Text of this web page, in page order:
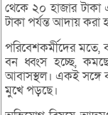
থেকে ২০ হাজার
টাকা পর্যন্ত আদায়
পরিবেশকর্মীদের মতে,
বন ধ্বংস হচ্ছে, কমছে
আবাসস্থল। একই সঙ্গে
মুখে পড়ছে।